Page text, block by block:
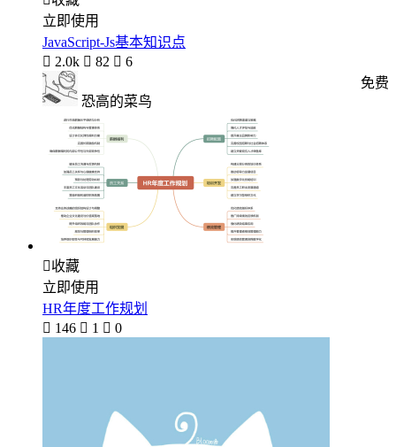
立即使用
JavaScript-Js基本知识点
 2.0k  82  6
恐高的菜鸟
免费
收藏
立即使用
HR年度工作规划
 146  1  0